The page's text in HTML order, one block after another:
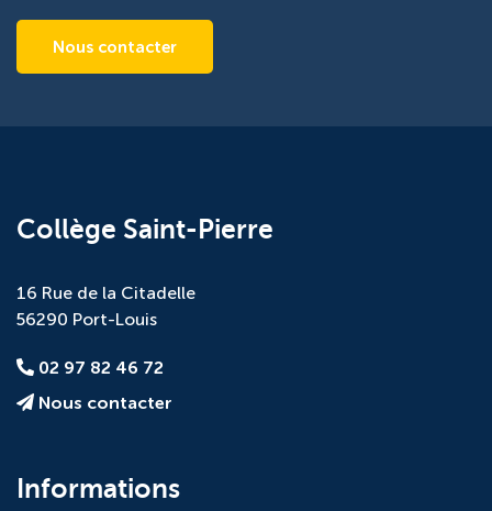
Nous contacter
Collège Saint-Pierre
16 Rue de la Citadelle
56290 Port-Louis
02 97 82 46 72
Nous contacter
Informations